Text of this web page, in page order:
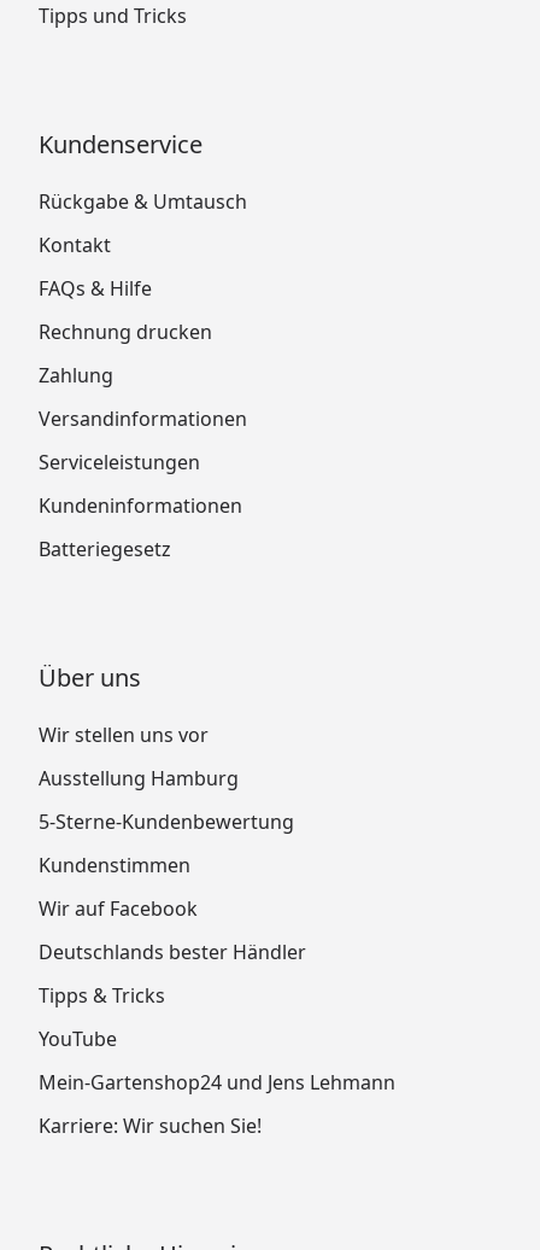
Tipps und Tricks
Kundenservice
Rückgabe & Umtausch
Kontakt
FAQs & Hilfe
Rechnung drucken
Zahlung
Versandinformationen
Serviceleistungen
Kundeninformationen
Batteriegesetz
Über uns
Wir stellen uns vor
Ausstellung Hamburg
5-Sterne-Kundenbewertung
Kundenstimmen
Wir auf Facebook
Deutschlands bester Händler
Tipps & Tricks
YouTube
Mein-Gartenshop24 und Jens Lehmann
Karriere: Wir suchen Sie!